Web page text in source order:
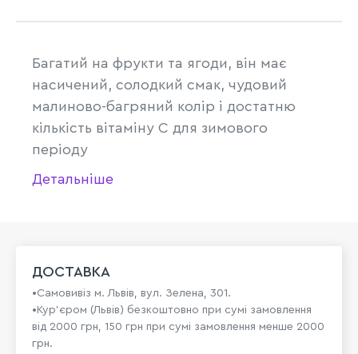
Багатий на фрукти та ягоди, він має
насичений, солодкий смак, чудовий
малиново-багряний колір і достатню
кількість вітаміну C для зимового
періоду
Детальніше
ДОСТАВКА
•Самовивіз м. Львів, вул. Зелена, 301.
•Кур'єром (Львів) безкоштовно при сумі замовлення
від 2000 грн, 150 грн при сумі замовлення менше 2000
грн.